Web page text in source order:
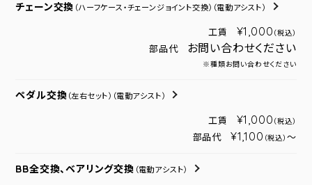
チェーン交換 （ハーフケース・チェーンジョイント交換） （電動アシスト）
工賃 ¥1,000 （税込）
部品代 お問い合わせください
※種類お問い合わせください
ペダル交換 （左右セット） （電動アシスト）
工賃 ¥1,000 （税込）
部品代 ¥1,100 （税込） ～
BB全交換、ベアリング交換 （電動アシスト）